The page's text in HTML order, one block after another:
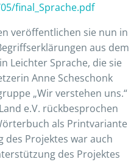
final_Sprache.pdf
veröffentlichen sie nun in
aus dem
Leichter Sprache, die sie
Anne Scheschonk
„Wir verstehen uns.“
e.V. rückbesprochen
als Printvariante
des Projektes war auch
des Projektes